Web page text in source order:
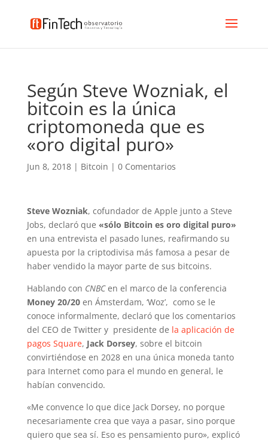
Según Steve Wozniak, el
bitcoin es la única
criptomoneda que es
«oro digital puro»
Jun 8, 2018| Bitcoin | 0 Comentarios
Steve Wozniak, cofundador de Apple junto a Steve
Jobs, declaró que «sólo Bitcoin es oro digital puro»
en una entrevista el pasado lunes, reafirmando su
apuesta por la criptodivisa más famosa a pesar de
haber vendido la mayor parte de sus bitcoins.
Hablando con CNBCen el marco de la conferencia
Money 20/20en Ámsterdam, ‘Woz’, como se le
conoce informalmente, declaró que los comentarios
del CEO de Twitter y presidente de la aplicación de
pagos Square, Jack Dorsey, sobre el bitcoin
convirtiéndose en 2028 en una única moneda tanto
para Internet como para el mundo en general, le
habían convencido.
«Me convence lo que dice Jack Dorsey, no porque
necesariamente crea que vaya a pasar, sino porque
quiero que sea sí. Eso es pensamiento puro», explicó